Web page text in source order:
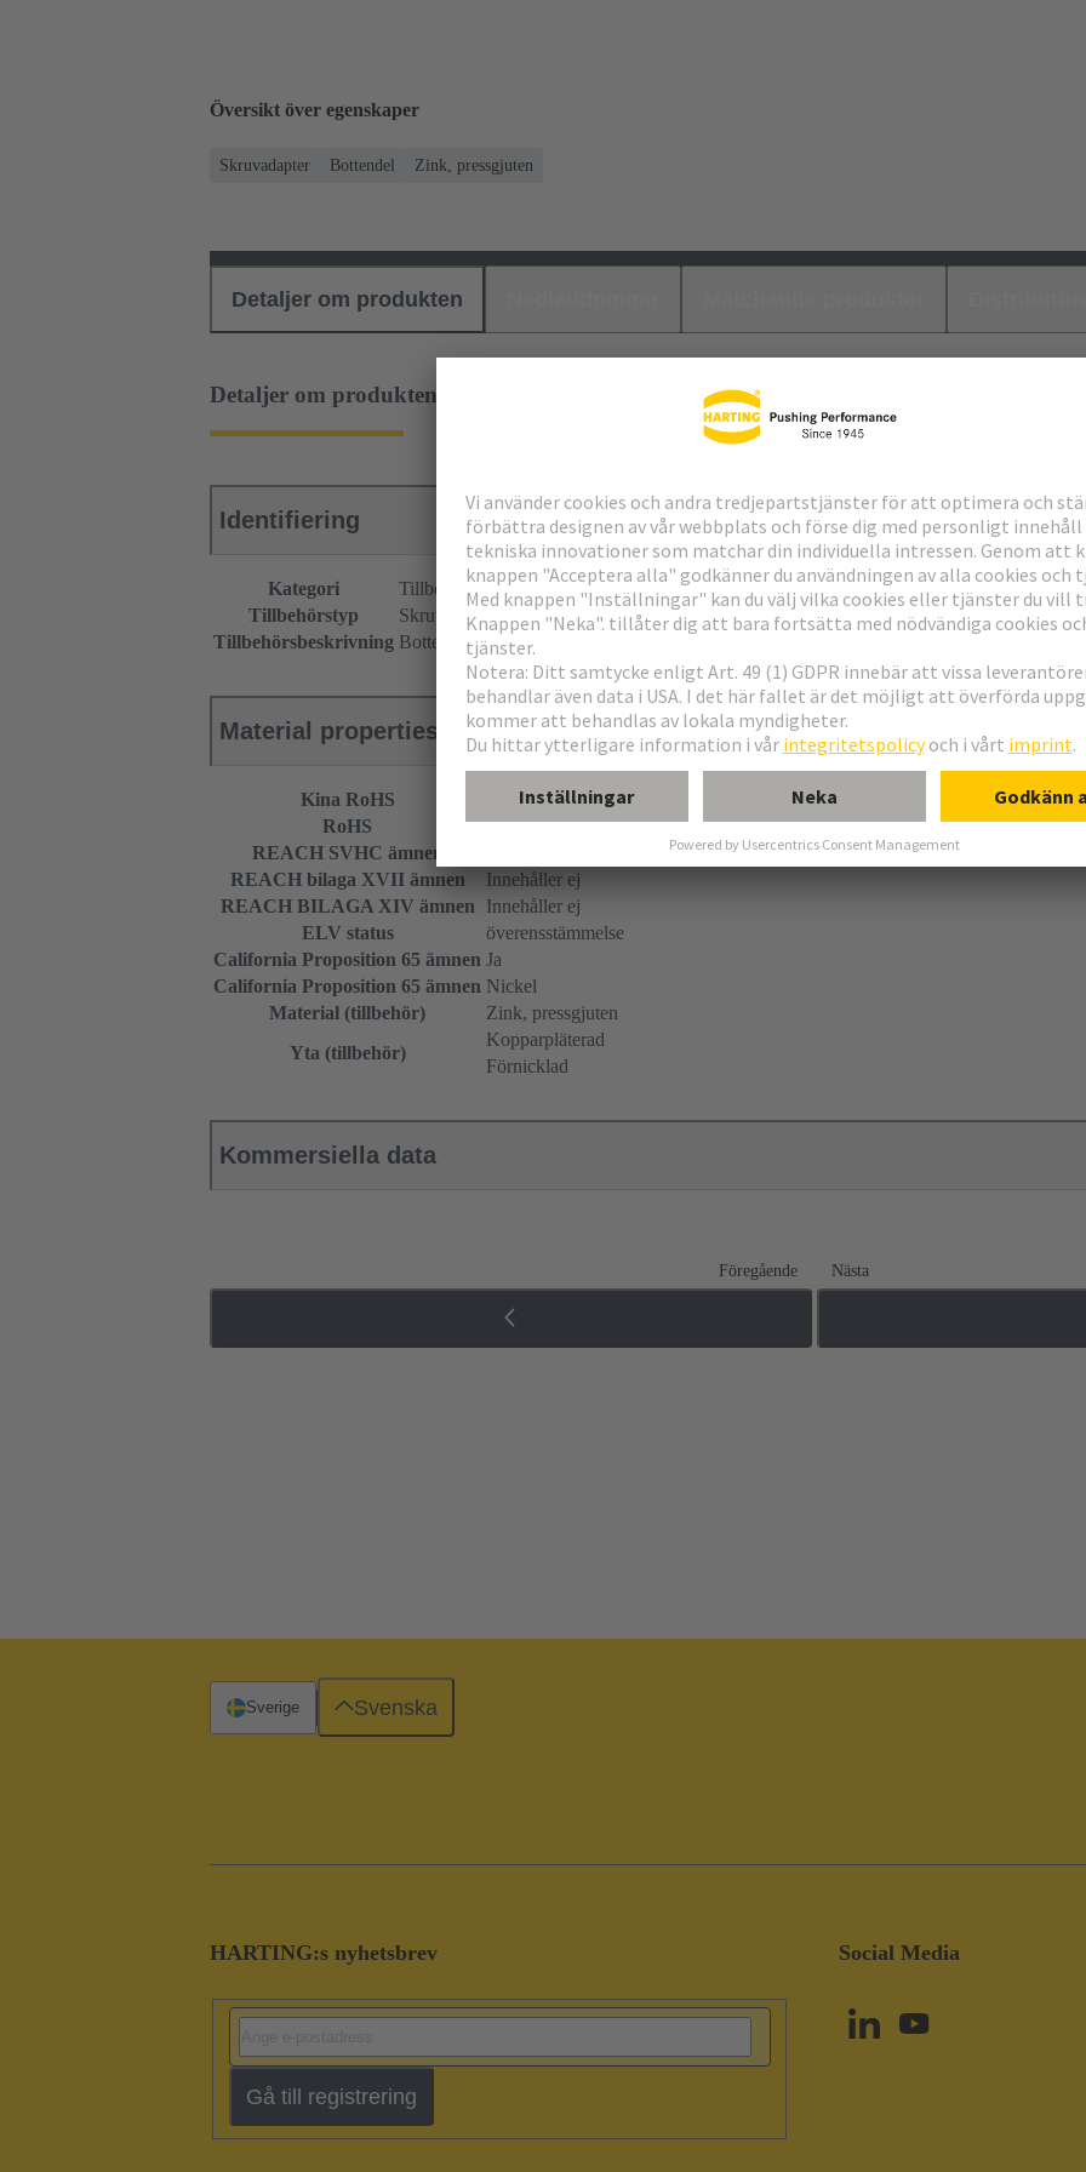
Översikt över egenskaper
Skruvadapter Bottendel Zink, pressgjuten
Detaljer om produkten
Detaljer om produkten
Identifiering
Kategori
Tillbehör
Tillbehörstyp
Skruvadapter
Tillbehörsbeskrivning Bottendel
Material properties
Kina RoHS
RoHS
överensstämmelse
REACH SVHC ämnen
REACH bilaga XVII ämnen
Innehåller ej
REACH BILAGA XIV ämnen
Innehåller ej
ELV status
överensstämmelse
California Proposition 65 ämnen Ja
California Proposition 65 ämnen Nickel
Material (tillbehör)
Zink, pressgjuten
Yta (tillbehör)
Kopparpläterad
Förnicklad
Kommersiella data
Föregående Nästa
HARTING:s nyhetsbrev
Gå till registrering
Social Media
Sverige Svenska